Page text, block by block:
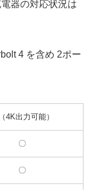
器の対応状況は
4 を含め 2ポー
4K出力可能）
〇
〇